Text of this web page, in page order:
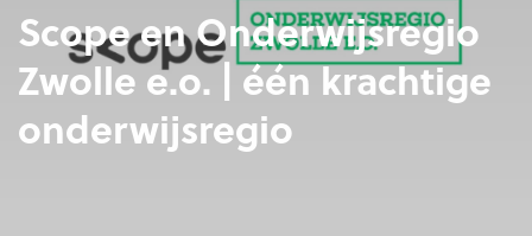
Scope en Onderwijsregio
Zwolle e.o. | één krachtige
onderwijsregio